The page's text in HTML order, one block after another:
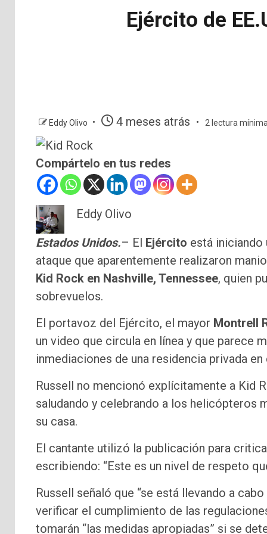
Ejército de
Eddy Olivo 4 meses atrás 2 lectura
Compártelo en tus redes
Eddy Olivo
Estados Unidos.– El Ejército está
ataque que aparentemente realizaron
Kid Rock en Nashville, Tennessee, quien
sobrevuelos.
El portavoz del Ejército, el mayor Montrell
un video que circula en línea y que parece
inmediaciones de una residencia privada en
Russell no mencionó explícitamente a Kid
saludando y celebrando a los helicópteros
su casa.
El cantante utilizó la publicación para
escribiendo: “Este es un nivel de respeto
Russell señaló que “se está llevando a
verificar el cumplimiento de las
tomarán “las medidas apropiadas” si se